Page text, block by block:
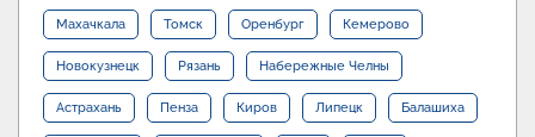
Махачкала Томск Оренбург Кемерово
Новокузнецк Рязань Набережные Челны
Астрахань Пенза Киров Липецк Балашиха